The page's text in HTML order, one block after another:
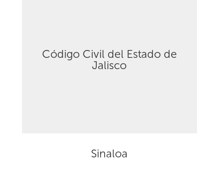
Código Civil del Estado de
Jalisco
Descargar
Sinaloa